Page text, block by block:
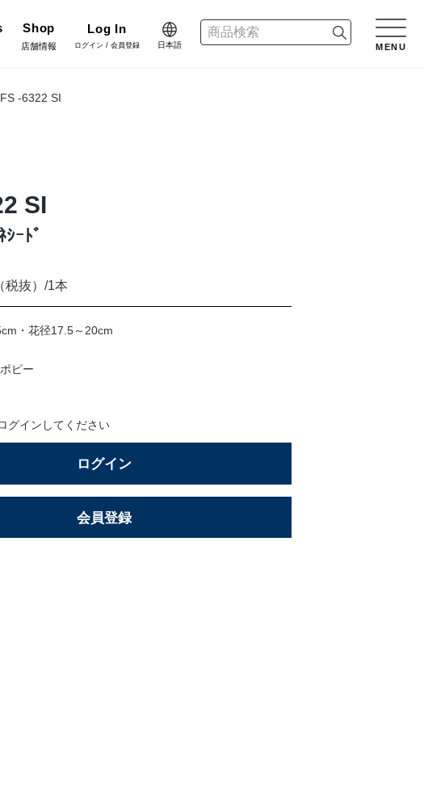
クリスマス雑貨
Green
Shop
店舗情報
Log In
ログイン / 会員登録 日本語 MENU
プライバシーポリシー
FS -6322 SI
SI
ｼｰﾄﾞ
（税抜）/1本
・花径17.5～20cm
ポピー
グインしてください
ログイン
会員登録